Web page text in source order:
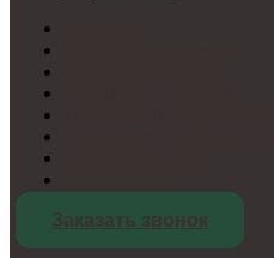
Заказать звонок